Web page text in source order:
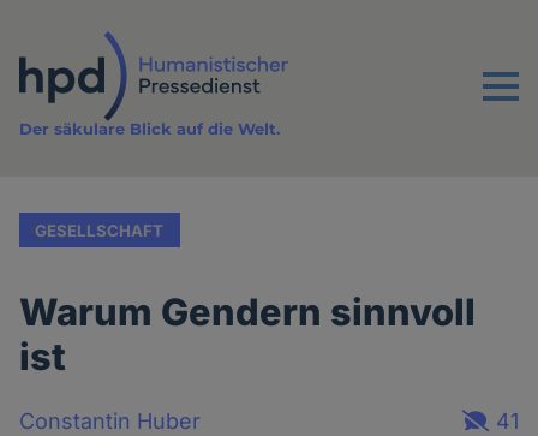
Inhalt
Menu
Der säkulare Blick auf die Welt.
GESELLSCHAFT
Warum Gendern sinnvoll
ist
Constantin Huber
41